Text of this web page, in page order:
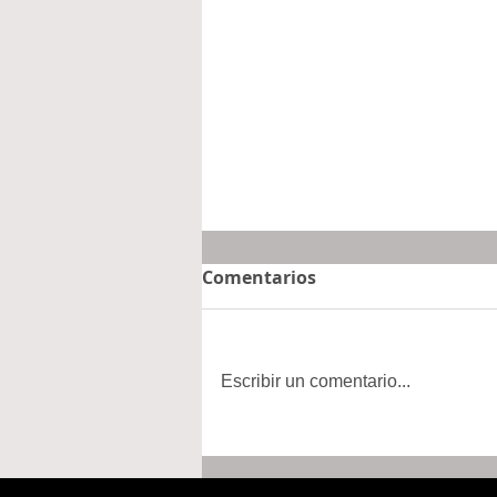
#ElArgúenderoPolitico |
La Ayudantia que no
Comentarios
Escribir un comentario...